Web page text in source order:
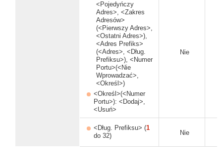
<Pojedyńczy
Adres>, <Zakres
Adresów>
(<Pierwszy Adres>,
<Ostatni Adres>),
<Adres Prefiks>
(<Adres>, <Dług.
Prefiksu>), <Numer
Portu>(<Nie
Wprowadzać>,
<Określ>)
<Określ>(<Numer
Portu>): <Dodaj>,
<Usuń>
Nie
<Dług. Prefiksu> (1
do 32)
Nie